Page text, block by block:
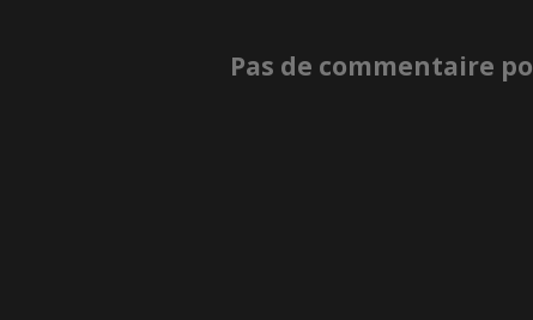
Pas de commentaire